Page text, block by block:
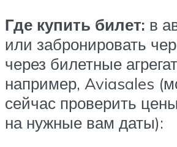
Где купить билет: в
или забронировать
через билетные
например, Aviasales
сейчас проверить
на нужные вам даты):